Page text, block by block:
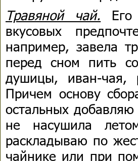
Травяной чай. Его
вкусовых
например, завела
перед сном пить
душицы, иван-чая,
Причем основу
остальных
не насушила
раскладываю по
чайнике или при